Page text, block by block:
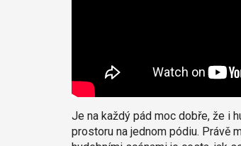
Je na každý pád moc dobře, že i
prostoru na jednom pódiu. Právě